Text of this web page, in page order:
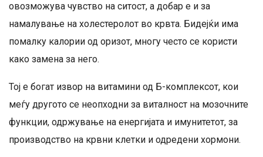
овозможува чувство на ситост, а добар е и за
намалување на холестеролот во крвта. Бидејќи има
помалку калории од оризот, многу често се користи
како замена за него.
Тој е богат извор на витамини од Б-комплексот, кои
меѓу другото се неопходни за виталност на мозочните
функции, одржување на енергијата и имунитетот, за
производство на крвни клетки и одредени хормони.